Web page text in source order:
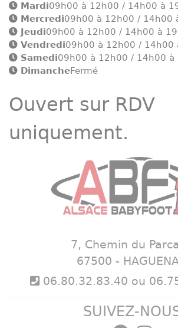
Mardi09h00 à 12h00 / 14h00 à
Mercredi09h00 à 12h00 / 14h00
Jeudi09h00 à 12h00 / 14h00 à
Vendredi09h00 à 12h00 / 14h00
Samedi09h00 à 12h00 / 14h00 à
DimancheFermé
Ouvert sur RDV
uniquement.
7, Chemin du
67500 -
06.80.32.83.40 ou
SUIVEZ-